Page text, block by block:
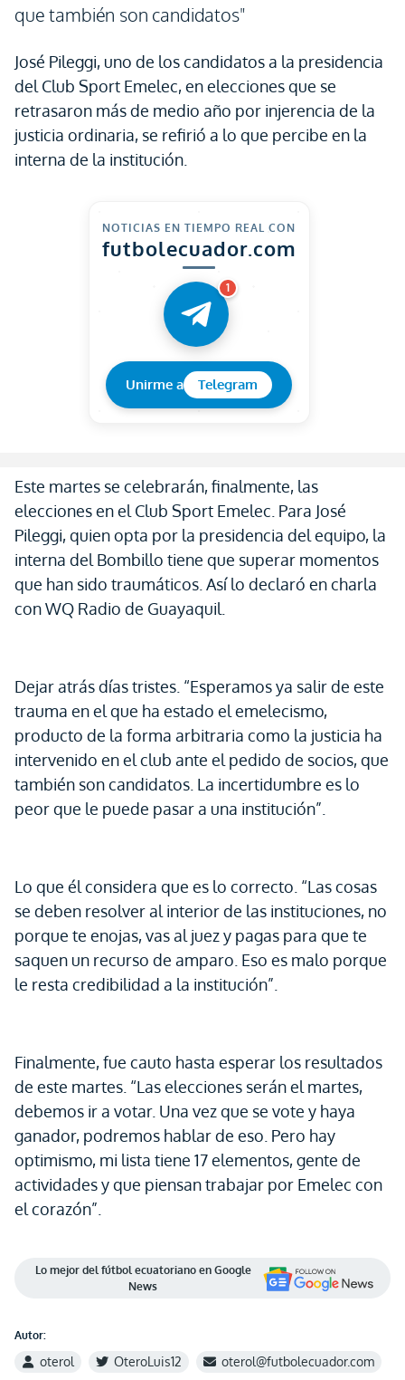
que también son candidatos"
José Pileggi, uno de los candidatos a la presidencia
del Club Sport Emelec, en elecciones que se
retrasaron más de medio año por injerencia de la
justicia ordinaria, se refirió a lo que percibe en la
interna de la institución.
NOTICIAS EN TIEMPO REAL CON
futbolecuador.com
1
Unirme a Telegram
Este martes se celebrarán, finalmente, las
elecciones en el Club Sport Emelec. Para José
Pileggi, quien opta por la presidencia del equipo, la
interna del Bombillo tiene que superar momentos
que han sido traumáticos. Así lo declaró en charla
con WQ Radio de Guayaquil.
Dejar atrás días tristes. “Esperamos ya salir de este
trauma en el que ha estado el emelecismo,
producto de la forma arbitraria como la justicia ha
intervenido en el club ante el pedido de socios, que
también son candidatos. La incertidumbre es lo
peor que le puede pasar a una institución”.
Lo que él considera que es lo correcto. “Las cosas
se deben resolver al interior de las instituciones, no
porque te enojas, vas al juez y pagas para que te
saquen un recurso de amparo. Eso es malo porque
le resta credibilidad a la institución”.
Finalmente, fue cauto hasta esperar los resultados
de este martes. “Las elecciones serán el martes,
debemos ir a votar. Una vez que se vote y haya
ganador, podremos hablar de eso. Pero hay
optimismo, mi lista tiene 17 elementos, gente de
actividades y que piensan trabajar por Emelec con
el corazón”.
Lo mejor del fútbol ecuatoriano en Google
News
Autor:
oterol OteroLuis12 oterol@futbolecuador.com